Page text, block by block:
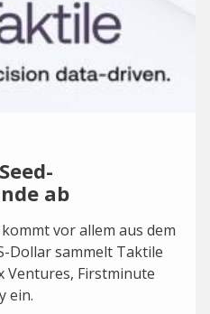
ab
vor allem aus dem
Dollar sammelt Taktile
Ventures, Firstminute
ein.